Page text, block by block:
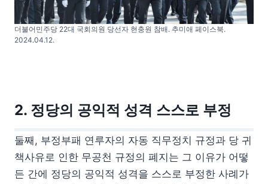
더불어민주당 22대 국회의원 당선자 현충원 참배. 추미애 페이스북.
2024.04.12.
2. 정당의 공익적 성격 스스로 부정
둘째, 부정부패 연루자의 자동 직무정치 규정과 당 귀
책사유로 인한 무공천 규정의 폐지는 그 이유가 어떻
든 간에 정당의 공익적 성격을 스스로 부정한 사례가